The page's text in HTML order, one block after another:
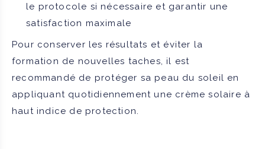
le protocole si nécessaire et garantir une
satisfaction maximale
Pour conserver les résultats et éviter la
formation de nouvelles taches, il est
recommandé de protéger sa peau du soleil en
appliquant quotidiennement une crème solaire à
haut indice de protection.